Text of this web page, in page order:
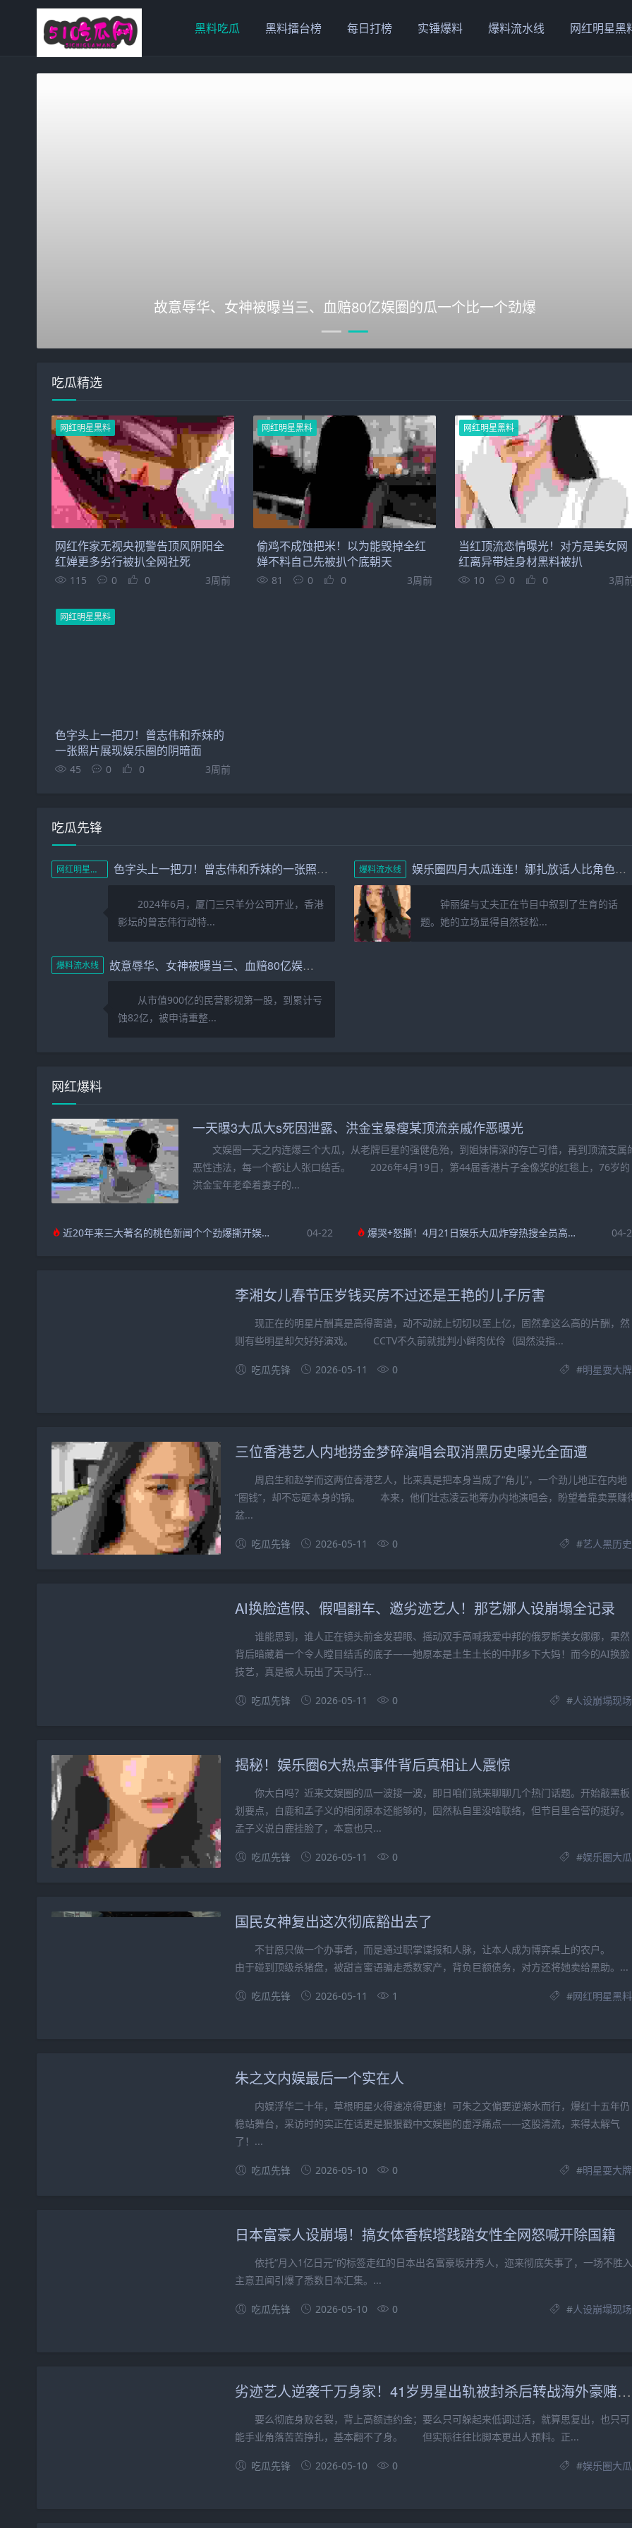
黑料吃瓜 黑料擂台榜 每日打榜 实锤爆料 爆料流水线 网红明星黑
故意辱华、女神被曝当三、血赔80亿娱圈的瓜一个比一个劲爆
吃瓜精选
网红明星黑料
网红作家无视央视警告顶风阴阳全
红婵更多劣行被扒全网社死
115 0 0 3周前
网红明星黑料
偷鸡不成蚀把米！以为能毁掉全红
婵不料自己先被扒个底朝天
81 0 0 3周前
网红明星黑料
当红顶流恋情曝光！对方是美女网
红离异带娃身材黑料被扒
10 0 0 3周
网红明星黑料
色字头上一把刀！曾志伟和乔妹的
一张照片展现娱乐圈的阴暗面
45 0 0 3周前
吃瓜先锋
网红明星黑料 色字头上一把刀！曾志伟和乔妹的一张照片展现娱乐圈的阴暗面
2024年6月，厦门三只羊分公司开业，香港
影坛的曾志伟行动特...
爆料流水线 娱乐圈四月大瓜连连！娜扎放话人比角色美全红婵遭网暴报警内幕
钟丽缇与丈夫正在节目中叙到了生育的话
题。她的立场显得自然轻松...
爆料流水线 故意辱华、女神被曝当三、血赔80亿娱圈的瓜一个比一个劲爆
从市值900亿的民营影视第一股，到累计亏
蚀82亿，被申请重整...
网红爆料
一天曝3大瓜大s死因泄露、洪金宝暴瘦某顶流亲戚作恶曝光
文娱圈一天之内连爆三个大瓜，从老牌巨星的强健危殆，到姐妹情深的存亡可惜，再到顶流支属
恶性违法，每一个都让人张口结舌。 2026年4月19日，第44届香港片子金像奖的红毯上，76岁的
洪金宝年老牵着妻子的...
近20年来三大著名的桃色新闻个个劲爆撕开娱乐圈最不堪的一面 04-22 爆哭+怒撕！4月21日娱乐大瓜炸穿热搜全员高能不掺水 04-
李湘女儿春节压岁钱买房不过还是王艳的儿子厉害
现正在的明星片酬真是高得离谱，动不动就上切切以至上亿，固然拿这么高的片酬，然
则有些明星却欠好好演戏。 CCTV不久前就批判小鲜肉优伶（固然没指...
吃瓜先锋 2026-05-11 0 #明星耍大牌
三位香港艺人内地捞金梦碎演唱会取消黑历史曝光全面遭
周启生和赵学而这两位香港艺人，比来真是把本身当成了“角儿”，一个劲儿地正在内地
“圈钱”，却不忘砸本身的锅。 本来，他们壮志凌云地筹办内地演唱会，盼望着靠卖票赚
盆...
吃瓜先锋 2026-05-11 0 #艺人黑历史
AI换脸造假、假唱翻车、邀劣迹艺人！那艺娜人设崩塌全记录
谁能思到，谁人正在镜头前金发碧眼、摇动双手高喊我爱中邦的俄罗斯美女娜娜，果然
背后暗藏着一个令人瞠目结舌的底子——她原本是土生土长的中邦乡下大妈！而今的AI换脸
技艺，真是被人玩出了天马行...
吃瓜先锋 2026-05-11 0 #人设崩塌现场
揭秘！娱乐圈6大热点事件背后真相让人震惊
你大白吗？近来文娱圈的瓜一波接一波，即日咱们就来聊聊几个热门话题。开始敲黑板
划要点，白鹿和孟子义的相闭原本还能够的，固然私自里没啥联络，但节目里合营的挺好。
孟子义说白鹿挂脸了，本意也只...
吃瓜先锋 2026-05-11 0 #娱乐圈大瓜
国民女神复出这次彻底豁出去了
不甘愿只做一个办事者，而是通过职掌谍报和人脉，让本人成为博弈桌上的农户。
由于碰到顶级杀猪盘，被甜言蜜语骗走悉数家产，背负巨额债务，对方还将她卖给黑助。...
吃瓜先锋 2026-05-11 1 #网红明星黑料
朱之文内娱最后一个实在人
内娱浮华二十年，草根明星火得速凉得更速！可朱之文偏要逆潮水而行，爆红十五年仍
稳站舞台，采访时的实正在话更是狠狠戳中文娱圈的虚浮痛点——这股清流，来得太解气
了！...
吃瓜先锋 2026-05-10 0 #明星耍大牌
日本富豪人设崩塌！搞女体香槟塔践踏女性全网怒喊开除国籍
依托“月入1亿日元”的标签走红的日本出名富豪坂井秀人，迩来彻底失事了，一场不胜入
主意丑闻引爆了悉数日本汇集。...
吃瓜先锋 2026-05-10 0 #人设崩塌现场
劣迹艺人逆袭千万身家！41岁男星出轨被封杀后转战海外豪赌扑克
要么彻底身败名裂，背上高额违约金；要么只可躲起来低调过活，就算思复出，也只可
能手业角落苦苦挣扎，基本翻不了身。 但实际往往比脚本更出人预料。正...
吃瓜先锋 2026-05-10 0 #娱乐圈大瓜